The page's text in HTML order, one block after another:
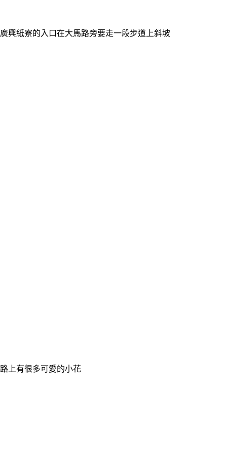
廣興紙寮的入口在大馬路旁要走一段步道上斜坡
路上有很多可愛的小花